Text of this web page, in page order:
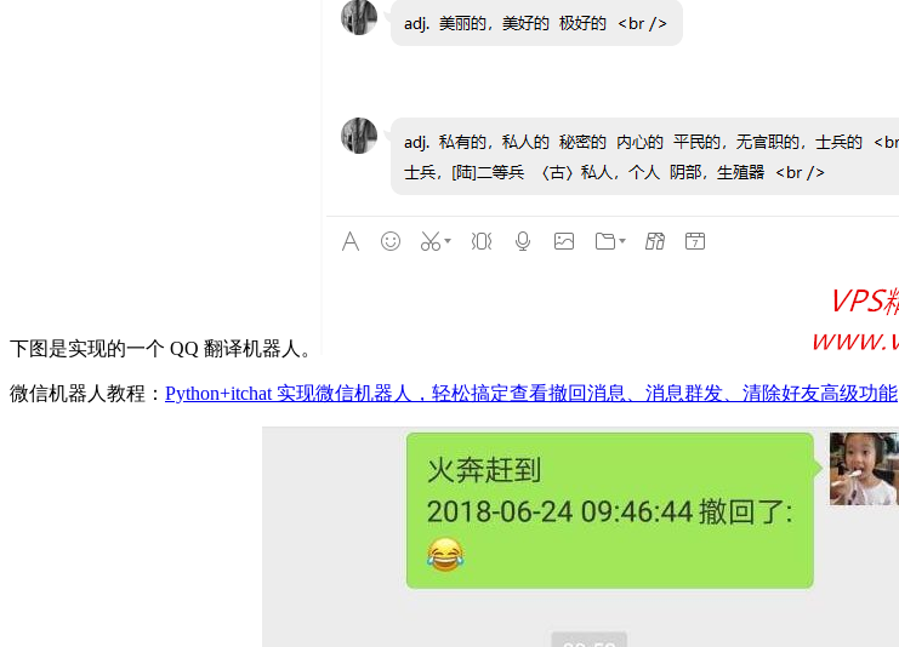
下图是实现的一个 QQ 翻译机器人。
微信机器人教程： Python+itchat 实现微信机器人，轻松搞定查看撤回消息、消息群发、清除好友高级功能